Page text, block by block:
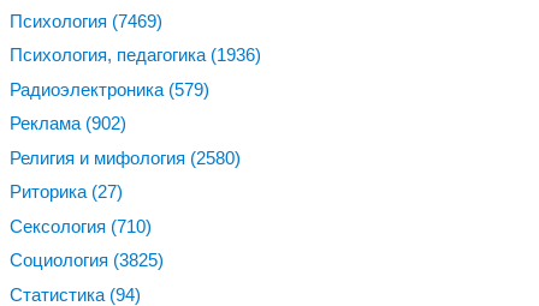
Психология (7469)
Психология, педагогика (1936)
Радиоэлектроника (579)
Реклама (902)
Религия и мифология (2580)
Риторика (27)
Сексология (710)
Социология (3825)
Статистика (94)